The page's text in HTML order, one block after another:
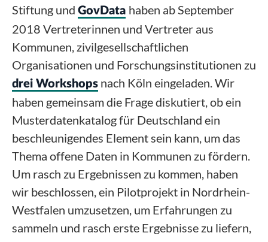
Stiftung und GovData haben ab September
2018 Vertreterinnen und Vertreter aus
Kommunen, zivilgesellschaftlichen
Organisationen und Forschungsinstitutionen zu
drei Workshops nach Köln eingeladen. Wir
haben gemeinsam die Frage diskutiert, ob ein
Musterdatenkatalog für Deutschland ein
beschleunigendes Element sein kann, um das
Thema offene Daten in Kommunen zu fördern.
Um rasch zu Ergebnissen zu kommen, haben
wir beschlossen, ein Pilotprojekt in Nordrhein-
Westfalen umzusetzen, um Erfahrungen zu
sammeln und rasch erste Ergebnisse zu liefern,